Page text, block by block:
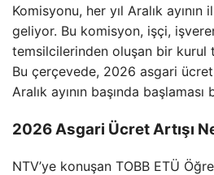
Komisyonu, her yıl Aralık
geliyor. Bu komisyon, işçi,
temsilcilerinden oluşan bir kurul
Bu çerçevede, 2026 asgari ücret
Aralık ayının başında başlaması
2026 Asgari Ücret Artışı
NTV’ye konuşan TOBB ETÜ